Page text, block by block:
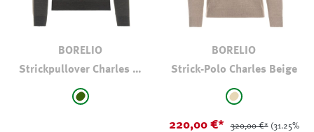
BORELIO
Strickpullover Charles V-
auswählen
dkl oliv-khaki
BORELIO
Strick-Polo Charles Beige
auswählen
beige
220,00 €* 320,00 €* (31.25%